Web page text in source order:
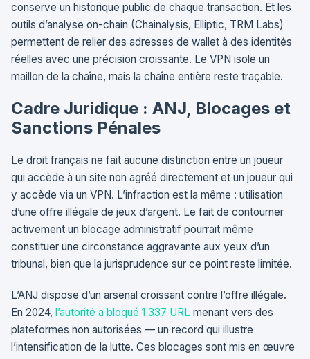
conserve un historique public de chaque transaction. Et les
outils d’analyse on-chain (Chainalysis, Elliptic, TRM Labs)
permettent de relier des adresses de wallet à des identités
réelles avec une précision croissante. Le VPN isole un
maillon de la chaîne, mais la chaîne entière reste traçable.
Cadre Juridique : ANJ, Blocages et
Sanctions Pénales
Le droit français ne fait aucune distinction entre un joueur
qui accède à un site non agréé directement et un joueur qui
y accède via un VPN. L’infraction est la même : utilisation
d’une offre illégale de jeux d’argent. Le fait de contourner
activement un blocage administratif pourrait même
constituer une circonstance aggravante aux yeux d’un
tribunal, bien que la jurisprudence sur ce point reste limitée.
L’ANJ dispose d’un arsenal croissant contre l’offre illégale.
En 2024, l’autorité a bloqué 1 337 URL menant vers des
plateformes non autorisées — un record qui illustre
l’intensification de la lutte. Ces blocages sont mis en œuvre